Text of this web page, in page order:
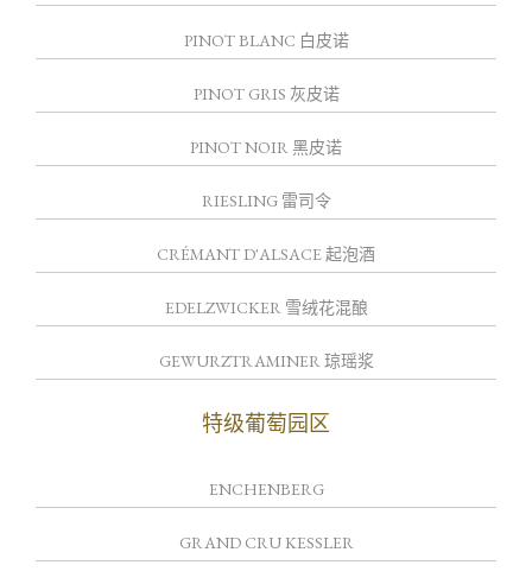
PINOT BLANC 白皮诺
PINOT GRIS 灰皮诺
PINOT NOIR 黑皮诺
RIESLING 雷司令
CRÉMANT D'ALSACE 起泡酒
EDELZWICKER 雪绒花混酿
GEWURZTRAMINER 琼瑶浆
特级葡萄园区
ENCHENBERG
GRAND CRU KESSLER